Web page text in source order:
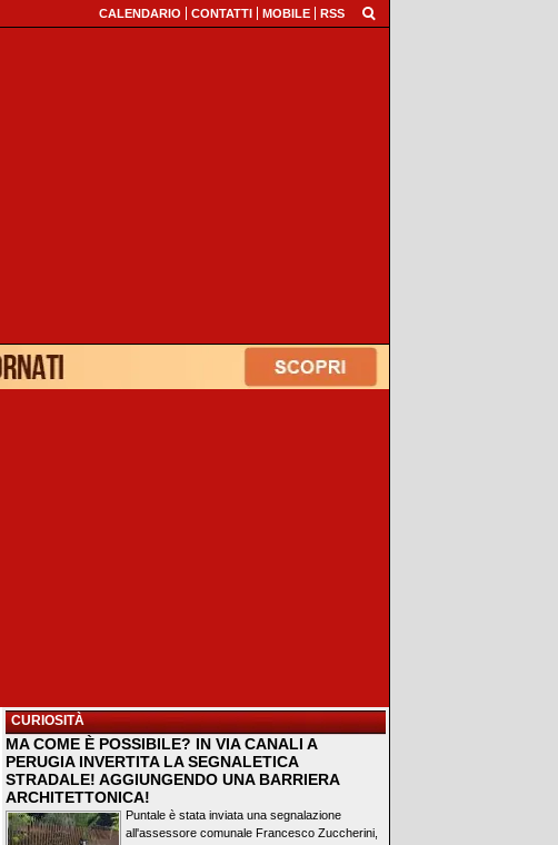
CALENDARIO CONTATTI MOBILE RSS
CURIOSITÀ
MA COME È POSSIBILE? IN VIA CANALI A
PERUGIA INVERTITA LA SEGNALETICA
STRADALE! AGGIUNGENDO UNA BARRIERA
ARCHITETTONICA!
Puntale è stata inviata una segnalazione
all'assessore comunale Francesco Zuccherini,